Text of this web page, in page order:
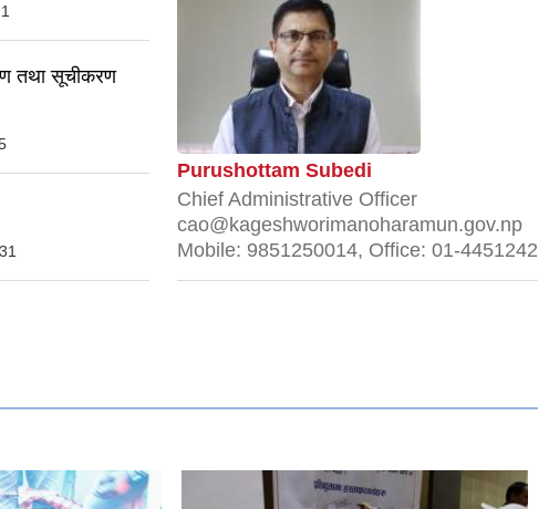
तथा सूचीकरण
Purushottam Subedi
Chief Administrative Officer
cao@kageshworimanoharamun.gov.np
Mobile: 9851250014, Office: 01-4451242